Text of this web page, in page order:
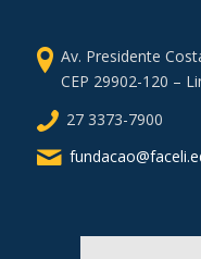
Av. Presidente
CEP 29902-120 –
27 3373-7900